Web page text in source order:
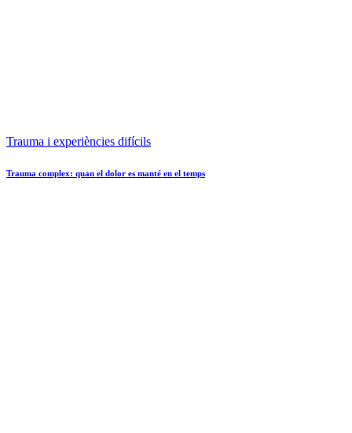
Trauma i experiències difícils
Trauma complex: quan el dolor es manté en el temps